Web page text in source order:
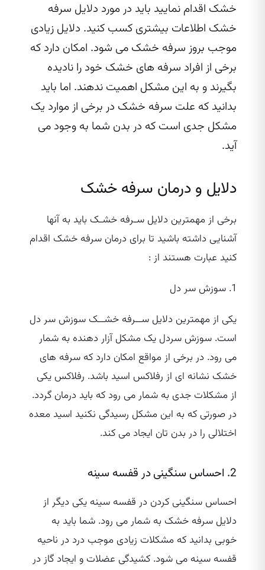
خشک اقدام نمایید باید در مورد دلایل سرفه
خشک اطلاعات بیشتری کسب کنید. دلایل زیادی
موجب بروز سرفه خشک می شود. امکان دارد که
برخی از افراد سرفه های خشک خود را نادیده
بگیرند و به این مشکل اهمیت ندهند. اما باید
بدانید که علت سرفه خشک در برخی از موارد یک
مشکل جدی است که در بدن شما به وجود می
‌آید.
دلایل و درمان سرفه خشک
برخی از مهمترین دلایل سـرفه خشـک باید به آنها
آشنایی داشته باشید تا برای درمان سرفه خشک اقدام
کنید عبارت هستند از :
1. سوزش سر دل
یکی از مهمترین دلایل ســرفه خشــک سوزش سر دل
است. سوزش سردل یک مشکل آزار دهنده به شمار
می ‌رود. در برخی از مواقع امکان دارد که سرفه‌ های
خشک نشانه ‌ای از رفلاکس اسید باشد. رفلاکس یکی
از مشکلات جدی به‌ شمار می ‌رود که باید درمان گردد.
در صورتی که به این مشکل رسیدگی نکنید اسید معده
اختلالی را در بدن تان ایجاد می ‌کند.
2. احساس سنگینی در قفسه سینه
احساس سنگینی کردن در قفسه سینه یکی دیگر از
دلایل سرفه خشک به شمار می‌ رود. شما باید به
خوبی بدانید که مشکلات زیادی موجب درد در ناحیه
قفسه سینه می شود. کشیدگی عضلات و ایجاد گاز در